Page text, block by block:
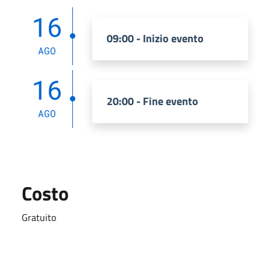
16
AGO
09:00 - Inizio evento
16
AGO
20:00 - Fine evento
Costo
Gratuito